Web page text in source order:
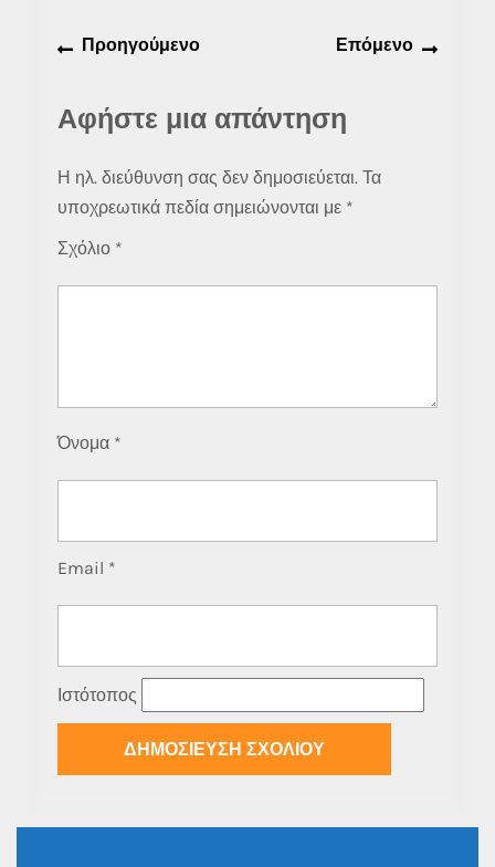
Πλοήγηση
άρθρων
ΠροηγούμενοΠροηγούμενο
Επόμενο
Αφήστε μια απάντηση
Η ηλ. διεύθυνση σας δεν δημοσιεύεται. Τα
υποχρεωτικά πεδία σημειώνονται με *
Σχόλιο *
Όνομα *
Email *
Ιστότοπος